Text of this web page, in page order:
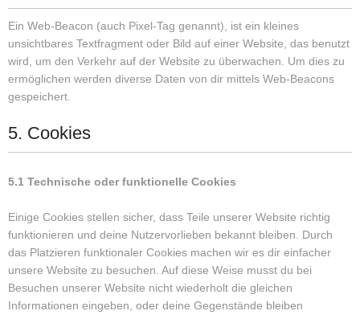
Ein Web-Beacon (auch Pixel-Tag genannt), ist ein kleines
unsichtbares Textfragment oder Bild auf einer Website, das benutzt
wird, um den Verkehr auf der Website zu überwachen. Um dies zu
ermöglichen werden diverse Daten von dir mittels Web-Beacons
gespeichert.
5. Cookies
5.1 Technische oder funktionelle Cookies
Einige Cookies stellen sicher, dass Teile unserer Website richtig
funktionieren und deine Nutzervorlieben bekannt bleiben. Durch
das Platzieren funktionaler Cookies machen wir es dir einfacher
unsere Website zu besuchen. Auf diese Weise musst du bei
Besuchen unserer Website nicht wiederholt die gleichen
Informationen eingeben, oder deine Gegenstände bleiben